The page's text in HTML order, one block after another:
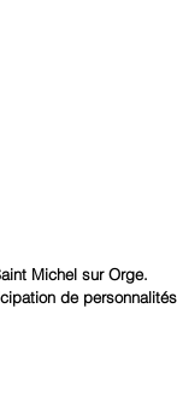
Michel sur Orge.
de